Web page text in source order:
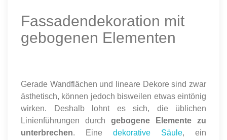
Fassadendekoration mit
gebogenen Elementen
Gerade Wandflächen und lineare Dekore sind zwar
ästhetisch, können jedoch bisweilen etwas eintönig
wirken. Deshalb lohnt es sich, die üblichen
Linienführungen durch gebogene Elemente zu
unterbrechen. Eine dekorative Säule, ein